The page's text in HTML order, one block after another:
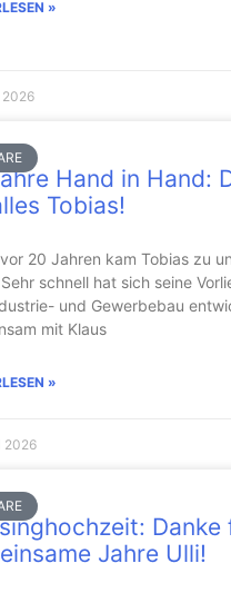
»
2026
Hand in Hand:
Tobias!
20 Jahren kam Tobias zu
schnell hat sich seine
und Gewerbebau
mit Klaus
»
2026
Danke
Jahre Ulli!